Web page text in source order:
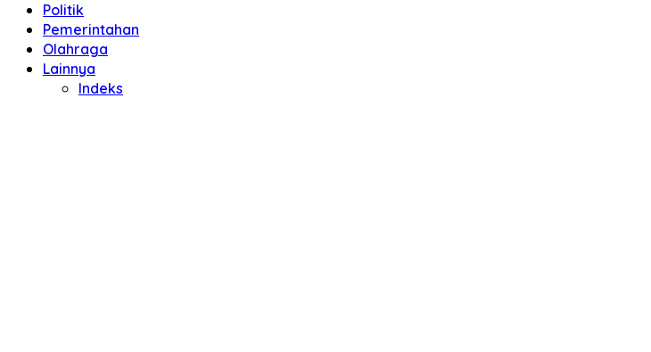
Politik
Pemerintahan
Olahraga
Lainnya
Indeks